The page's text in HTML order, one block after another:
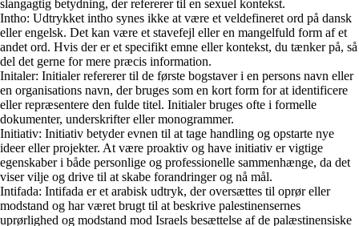
slangagtig betydning, der refererer til en sexuel kontekst.
Intho: Udtrykket intho synes ikke at være et veldefineret ord på dansk
eller engelsk. Det kan være et stavefejl eller en mangelfuld form af et
andet ord. Hvis der er et specifikt emne eller kontekst, du tænker på, så
del det gerne for mere præcis information.
Initaler: Initialer refererer til de første bogstaver i en persons navn eller
en organisations navn, der bruges som en kort form for at identificere
eller repræsentere den fulde titel. Initialer bruges ofte i formelle
dokumenter, underskrifter eller monogrammer.
Initiativ: Initiativ betyder evnen til at tage handling og opstarte nye
ideer eller projekter. At være proaktiv og have initiativ er vigtige
egenskaber i både personlige og professionelle sammenhænge, da det
viser vilje og drive til at skabe forandringer og nå mål.
Intifada: Intifada er et arabisk udtryk, der oversættes til oprør eller
modstand og har været brugt til at beskrive palestinensernes
uprørlighed og modstand mod Israels besættelse af de palæstinensiske